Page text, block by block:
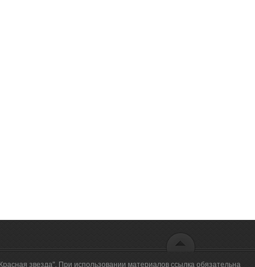
звезда". При использовании материалов ссылка обязательна